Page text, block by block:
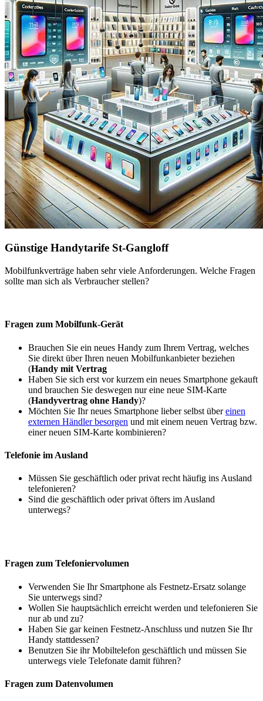
Günstige Handytarife St-Gangloff
Mobilfunkverträge haben sehr viele Anforderungen. Welche Fragen
sollte man sich als Verbraucher stellen?
Fragen zum Mobilfunk-Gerät
Brauchen Sie ein neues Handy zum Ihrem Vertrag, welches
Sie direkt über Ihren neuen Mobilfunkanbieter beziehen
(Handy mit Vertrag
Haben Sie sich erst vor kurzem ein neues Smartphone gekauft
und brauchen Sie deswegen nur eine neue SIM-Karte
(Handyvertrag ohne Handy)?
Möchten Sie Ihr neues Smartphone lieber selbst übereinen
externen Händler besorgen und mit einem neuen Vertrag bzw.
einer neuen SIM-Karte kombinieren?
Telefonie im Ausland
Müssen Sie geschäftlich oder privat recht häufig ins Ausland
telefonieren?
Sind die geschäftlich oder privat öfters im Ausland
unterwegs?
Fragen zum Telefoniervolumen
Verwenden Sie Ihr Smartphone als Festnetz-Ersatz solange
Sie unterwegs sind?
Wollen Sie hauptsächlich erreicht werden und telefonieren Sie
nur ab und zu?
Haben Sie gar keinen Festnetz-Anschluss und nutzen Sie Ihr
Handy stattdessen?
Benutzen Sie ihr Mobiltelefon geschäftlich und müssen Sie
unterwegs viele Telefonate damit führen?
Fragen zum Datenvolumen